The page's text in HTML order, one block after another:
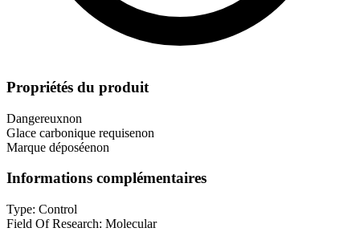
Propriétés du produit
Dangereuxnon
Glace carbonique requisenon
Marque déposéenon
Informations complémentaires
Type: Control
Field Of Research: Molecular